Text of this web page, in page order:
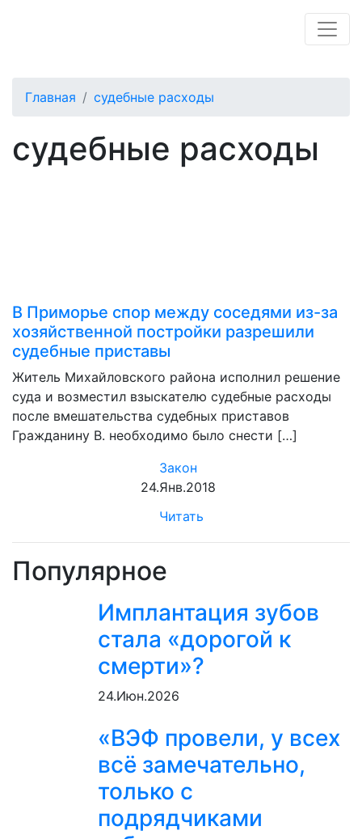
Главная судебные расходы
судебные расходы
В Приморье спор между соседями из-за
хозяйственной постройки разрешили
судебные приставы
Житель Михайловского района исполнил решение
суда и возместил взыскателю судебные расходы
после вмешательства судебных приставов
Гражданину В. необходимо было снести […]
Закон
24.Янв.2018
Читать
Популярное
Имплантация зубов
стала «дорогой к
смерти»?
24.Июн.2026
«ВЭФ провели, у всех
всё замечательно,
только с
подрядчиками